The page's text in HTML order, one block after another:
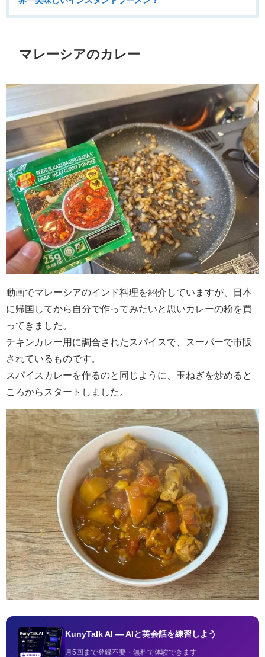
マレーシアのカレー
動画でマレーシアのインド料理を紹介していますが、日本
に帰国してから自分で作ってみたいと思いカレーの粉を買
ってきました。
チキンカレー用に調合されたスパイスで、スーパーで市販
されているものです。
スパイスカレーを作るのと同じように、玉ねぎを炒めると
ころからスタートしました。
KunyTalk AI — AIと英会話を練習しよう
月5回まで登録不要・無料で体験できます